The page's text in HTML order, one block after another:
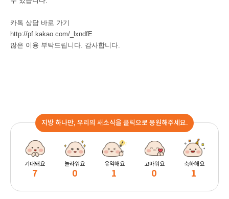
카톡 상담 바로 가기
http://pf.kakao.com/_lxndfE
많은 이용 부탁드립니다. 감사합니다.
지방 하나만, 우리의 새소식을 클릭으로 응원해주세요.
기대돼요
7
놀라워요
0
유익해요
1
고마워요
0
축하해요
1